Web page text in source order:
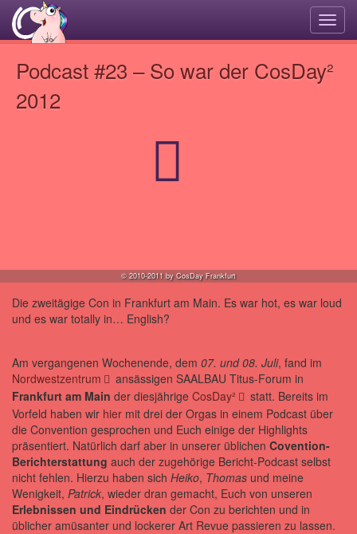
Podcast #23 – So war der CosDay²
2012
© 2010-2011 by CosDay Frankfurt
Die zweitägige Con in Frankfurt am Main. Es war hot, es war loud
und es war totally in… English?
Am vergangenen Wochenende, dem 07. und 08. Juli, fand im
Nordwestzentrum
ansässigen SAALBAU Titus-Forum in
Frankfurt am Main der diesjährige CosDay²
statt. Bereits im
Vorfeld haben wir hier mit drei der Orgas in einem Podcast über
die Convention gesprochen und Euch einige der Highlights
präsentiert. Natürlich darf aber in unserer üblichen Covention-
Berichterstattung auch der zugehörige Bericht-Podcast selbst
nicht fehlen. Hierzu haben sich Heiko, Thomas und meine
Wenigkeit, Patrick, wieder dran gemacht, Euch von unseren
Erlebnissen und Eindrücken der Con zu berichten und in
üblicher amüsanter und lockerer Art Revue passieren zu lassen.